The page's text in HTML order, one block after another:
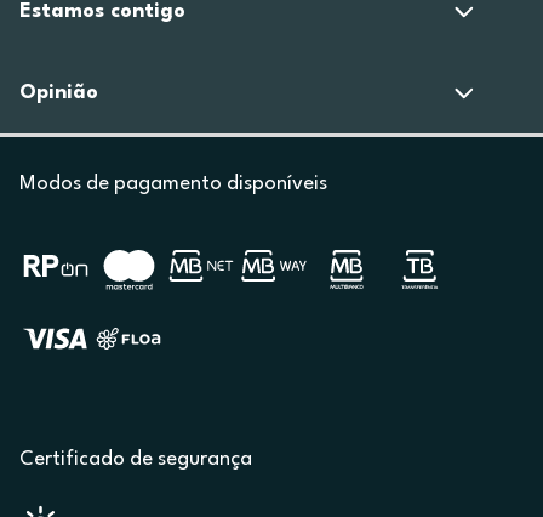
Estamos contigo
Opinião
Modos de pagamento disponíveis
Certificado de segurança